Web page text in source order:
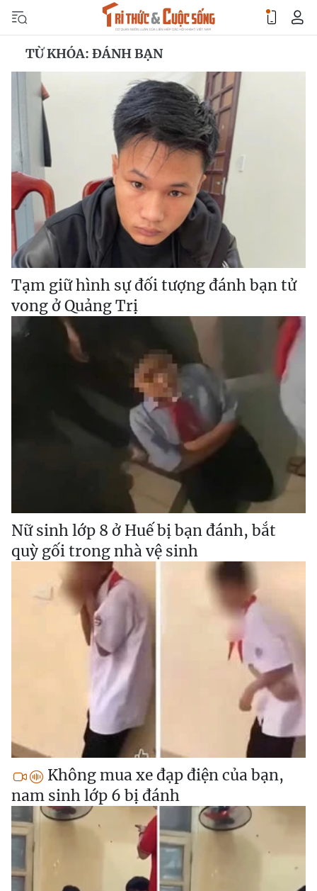
TỪ KHÓA: ĐÁNH BẠN
Tạm giữ hình sự đối tượng đánh bạn tử
vong ở Quảng Trị
Nữ sinh lớp 8 ở Huế bị bạn đánh, bắt
quỳ gối trong nhà vệ sinh
Không mua xe đạp điện của bạn,
nam sinh lớp 6 bị đánh